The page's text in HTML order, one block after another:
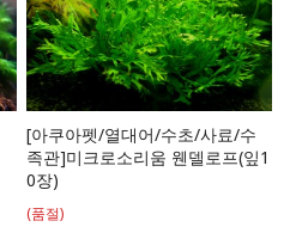
[아쿠아펫/열대어/수초/사료/수
족관]미크로소리움 웬델로프(잎1
0장)
(품절)